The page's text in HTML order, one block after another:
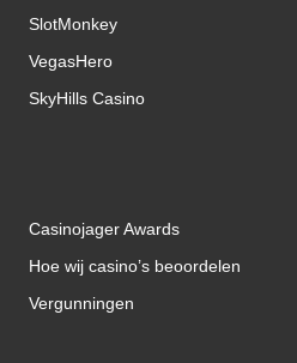
SlotMonkey
VegasHero
SkyHills Casino
Casinojager Awards
Hoe wij casino’s beoordelen
Vergunningen